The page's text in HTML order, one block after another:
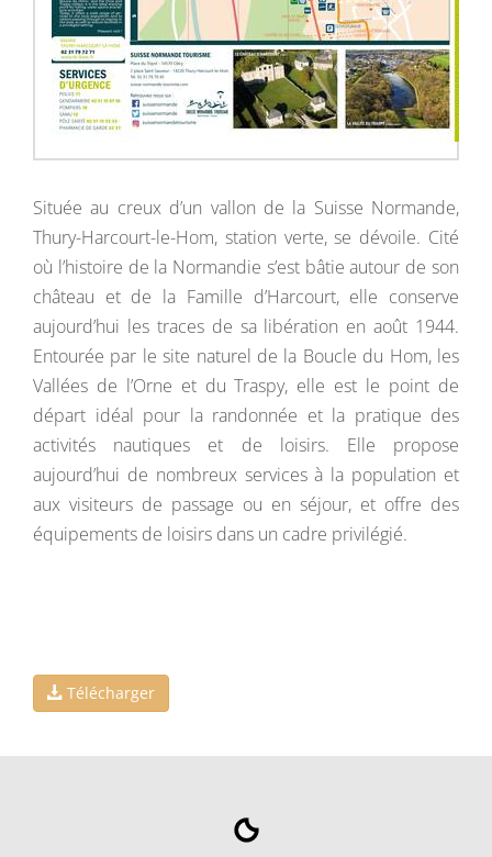
Située au creux d’un vallon de la Suisse Normande,
Thury-Harcourt-le-Hom, station verte, se dévoile. Cité
où l’histoire de la Normandie s’est bâtie autour de son
château et de la Famille d’Harcourt, elle conserve
aujourd’hui les traces de sa libération en août 1944.
Entourée par le site naturel de la Boucle du Hom, les
Vallées de l’Orne et du Traspy, elle est le point de
départ idéal pour la randonnée et la pratique des
activités nautiques et de loisirs. Elle propose
aujourd’hui de nombreux services à la population et
aux visiteurs de passage ou en séjour, et offre des
équipements de loisirs dans un cadre privilégié.
Télécharger